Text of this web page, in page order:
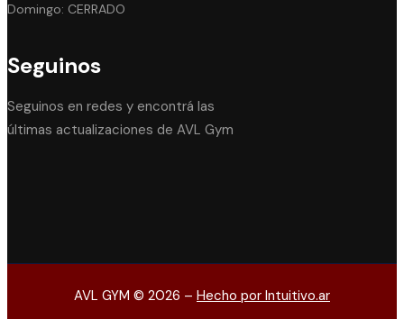
Domingo: CERRADO
Seguinos
Seguinos en redes y encontrá las
últimas actualizaciones de AVL Gym
AVL GYM © 2026 – Hecho por Intuitivo.ar